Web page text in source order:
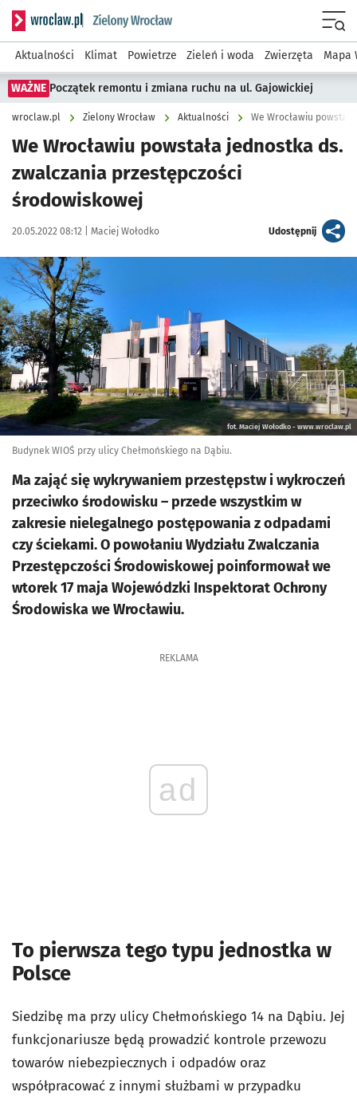
Serwis informacyjny wroclaw.pl podserwis: Środowisko we
Aktualności Klimat Powietrze Zieleń i woda Zwierzęta Mapa
WAŻNE Początek remontu i zmiana ruchu na ul. Gajowickiej
wroclaw.pl Zielony Wrocław Aktualności We Wrocławiu
We Wrocławiu powstała jednostka ds.
zwalczania przestępczości
środowiskowej
Data publikacji:
20.05.2022 08:12 | Autor:
Maciej Wołodko Udostępnijartykuł
Kliknij, aby powiększyć
fot. Maciej Wołodko - www.wroclaw.pl
Budynek WIOŚ przy ulicy Chełmońskiego na Dąbiu.
Ma zająć się wykrywaniem przestępstw i wykroczeń
przeciwko środowisku – przede wszystkim w
zakresie nielegalnego postępowania z odpadami
czy ściekami. O powołaniu Wydziału Zwalczania
Przestępczości Środowiskowej poinformował we
wtorek 17 maja Wojewódzki Inspektorat Ochrony
Środowiska we Wrocławiu.
REKLAMA
ad
To pierwsza tego typu jednostka w
Polsce
Siedzibę ma przy ulicy Chełmońskiego 14 na Dąbiu. Jej
funkcjonariusze będą prowadzić kontrole przewozu
towarów niebezpiecznych i odpadów oraz
współpracować z innymi służbami w przypadku